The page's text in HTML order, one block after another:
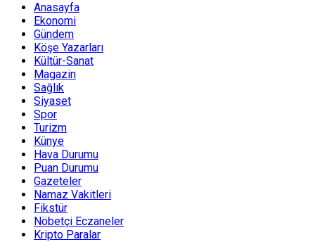
Anasayfa
Ekonomi
Gündem
Köşe Yazarları
Kültür-Sanat
Magazin
Sağlık
Siyaset
Spor
Turizm
Künye
Hava Durumu
Puan Durumu
Gazeteler
Namaz Vakitleri
Fikstür
Nöbetçi Eczaneler
Kripto Paralar